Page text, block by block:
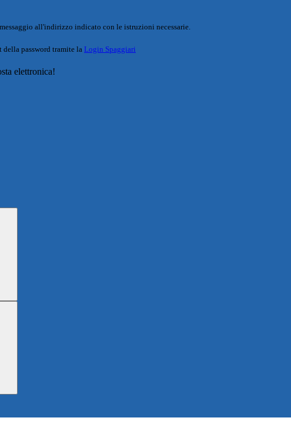
all'indirizzo indicato con le istruzioni necessarie.
della password tramite la Login Spaggiari
elettronica!